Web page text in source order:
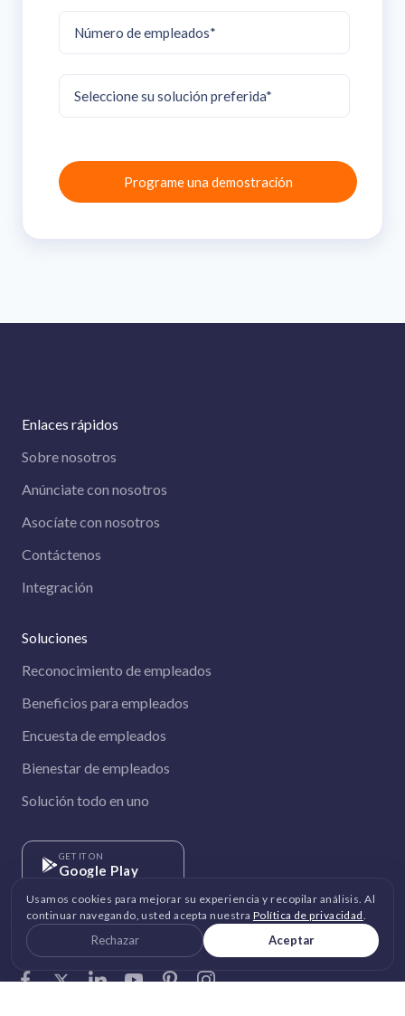
Enlaces rápidos
Sobre nosotros
Anúnciate con nosotros
Asocíate con nosotros
Contáctenos
Integración
Soluciones
Reconocimiento de empleados
Beneficios para empleados
Encuesta de empleados
Bienestar de empleados
Solución todo en uno
GET IT ON
Google Play
DOWNLOAD ON THE
App Store
Usamos cookies para mejorar su experiencia y recopilar análisis. Al
continuar navegando, usted acepta nuestra Política de privacidad.
Rechazar Aceptar